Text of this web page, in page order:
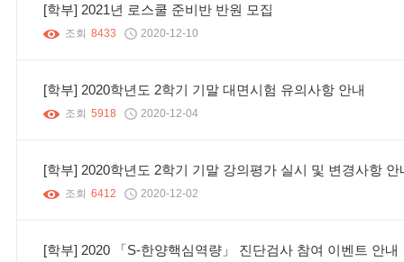
[학부] 2021년 로스쿨 준비반 반원 모집
조회 8433 2020-12-10
[학부] 2020학년도 2학기 기말 대면시험 유의사항 안내
조회 5918 2020-12-04
[학부] 2020학년도 2학기 기말 강의평가 실시 및 변경사항 안
조회 6412 2020-12-02
[학부] 2020 「S-한양핵심역량」 진단검사 참여 이벤트 안내